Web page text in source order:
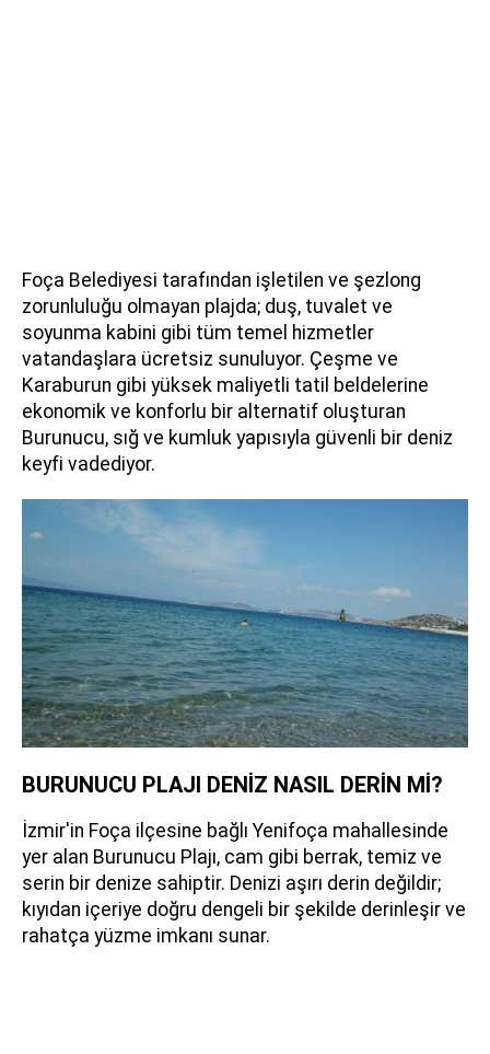
Foça Belediyesi tarafından işletilen ve şezlong
zorunluluğu olmayan plajda; duş, tuvalet ve
soyunma kabini gibi tüm temel hizmetler
vatandaşlara ücretsiz sunuluyor. Çeşme ve
Karaburun gibi yüksek maliyetli tatil beldelerine
ekonomik ve konforlu bir alternatif oluşturan
Burunucu, sığ ve kumluk yapısıyla güvenli bir deniz
keyfi vadediyor.
BURUNUCU PLAJI DENİZ NASIL DERİN Mİ?
İzmir'in Foça ilçesine bağlı Yenifoça mahallesinde
yer alan Burunucu Plajı, cam gibi berrak, temiz ve
serin bir denize sahiptir. Denizi aşırı derin değildir;
kıyıdan içeriye doğru dengeli bir şekilde derinleşir ve
rahatça yüzme imkanı sunar.